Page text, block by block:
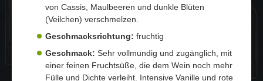
von Cassis, Maulbeeren und dunkle Blüten
(Veilchen) verschmelzen.
Geschmacksrichtung: fruchtig
Geschmack: Sehr vollmundig und zugänglich, mit
einer feinen Fruchtsüße, die dem Wein noch mehr
Fülle und Dichte verleiht. Intensive Vanille und rote